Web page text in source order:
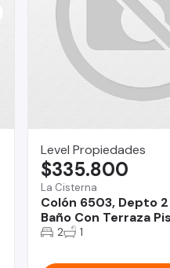
Level Propiedades
La Cisterna
Colón 6503, Depto 2
Baño Con Terraza
$335.800
2 1